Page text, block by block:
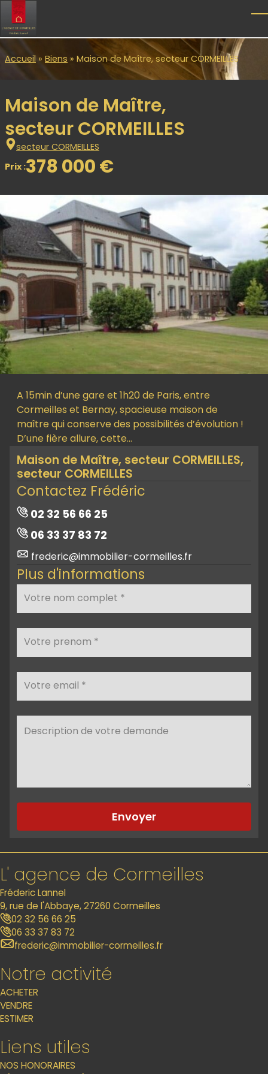
Skip to main content
Accueil » Biens » Maison de Maître, secteur CORMEILLES
Maison de Maître,
secteur CORMEILLES
secteur CORMEILLES
Prix :378 000 €
A 15min d’une gare et 1h20 de Paris, entre
Cormeilles et Bernay, spacieuse maison de
maître qui conserve des possibilités d’évolution !
D’une fière allure, cette…
Maison de Maître, secteur CORMEILLES,
secteur CORMEILLES
Contactez Frédéric
02 32 56 66 25
06 33 37 83 72
frederic@immobilier-cormeilles.fr
Plus d'informations
Envoyer
L' agence de Cormeilles
Fréderic Lannel
9, rue de l'Abbaye, 27260 Cormeilles
02 32 56 66 25
06 33 37 83 72
frederic@immobilier-cormeilles.fr
Notre activité
ACHETER
VENDRE
ESTIMER
Liens utiles
NOS HONORAIRES